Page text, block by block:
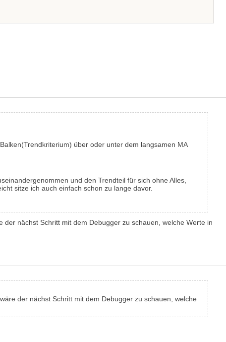
über oder unter dem langsamen MA
und den Trendteil für sich ohne Alles,
sitze ich auch einfach schon zu lange davor.
nächst Schritt mit dem Debugger zu schauen, welche Werte in
der nächst Schritt mit dem Debugger zu schauen, welche